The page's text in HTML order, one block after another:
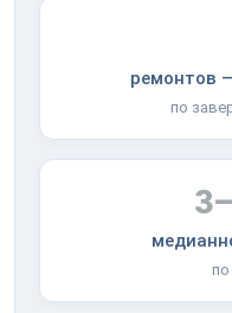
ремонтов
по